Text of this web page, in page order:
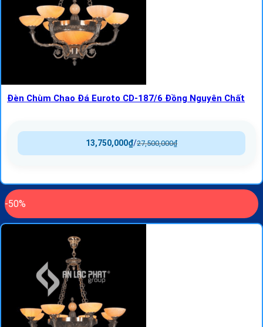
Đèn Chùm Chao Đá Euroto CD-187/6 Đồng Nguyên Chất
27,500,000₫
/
13,750,000₫
-50%